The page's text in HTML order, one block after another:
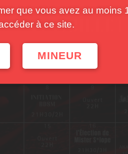
que vous avez au moins
à ce site.
MINEUR